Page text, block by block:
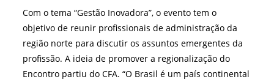
Com o tema “Gestão Inovadora”, o evento tem o
objetivo de reunir profissionais de administração da
região norte para discutir os assuntos emergentes da
profissão. A ideia de promover a regionalização do
Encontro partiu do CFA. “O Brasil é um país continental